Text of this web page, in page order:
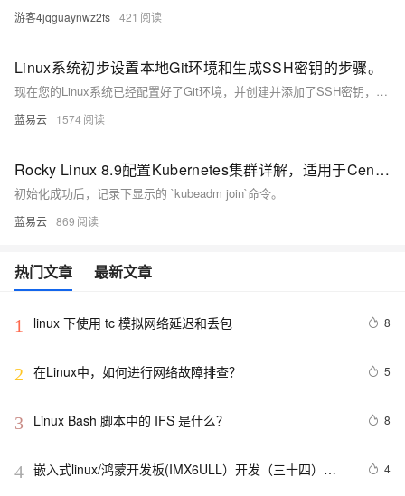
游客4jqguaynwz2fs 421
Linux系统初步设置本地Git环境和生成SSH密钥的步骤。
现在您的Linux系统已经配置好了Git环境，并创建并添加了SSH密钥，可以安全地与远端仓库进行交互，无论是克隆、推送还是拉取操作。此过程确保了数据传输的安全并使版本控制流程更为顺畅。使用Git时应考虑定期更新并管理您的凭据，以确保安全性。
蓝易云 1574
Rocky Linux 8.9配置Kubernetes集群详解，适用于CentOS环境
初始化成功后，记录下显示的 `kubeadm join`命令。
蓝易云 869
热门文章 最新文章
1 linux 下使用 tc 模拟网络延迟和丢包 8
2 5
3 Linux Bash 脚本中的 IFS 是什么？ 8
4 嵌入式linux/鸿蒙开发板(IMX6ULL）开发（三十四）
4